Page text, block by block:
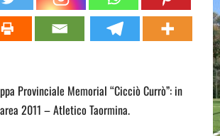
Provinciale Memorial “Cicciò Currò”: in
2011 – Atletico Taormina.